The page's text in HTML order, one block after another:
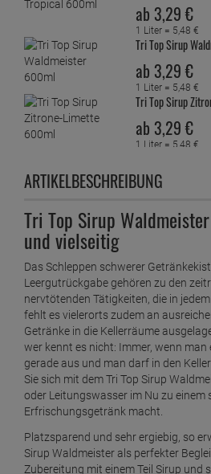
ab 3,29 €
1 Liter = 5,48 €
Tri Top Sirup
ab 3,29 €
1 Liter = 5,48 €
Tri Top Sirup
ab 3,29 €
1 Liter = 5,48 €
ARTIKELBESCHREIBUNG
Tri Top Sirup
und vielseitig
Das Schleppen schwerer
Leergutrückgabe gehören zu den
nervtötenden Tätigkeiten, die in
fehlt es vielerorts zudem an
Getränke in die Kellerräume
wer kennt es nicht: Immer, wenn
gerade aus und man darf in den
Sie sich mit dem Tri Top Sirup
oder Leitungswasser im Nu zu einem
Erfrischungsgetränk macht.
Platzsparend und sehr ergiebig, so
Sirup Waldmeister als perfekter
Zubereitung mit einem Teil Sirup und